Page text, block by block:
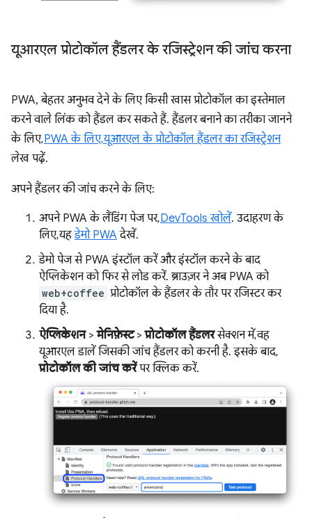
यूआरएल प्रोटोकॉल हैंडलर के रजिस्ट्रेशन की जांच करना
PWA, बेहतर अनुभव देने के लिए किसी खास प्रोटोकॉल का इस्तेमाल
करने वाले लिंक को हैंडल कर सकते हैं. हैंडलर बनाने का तरीका जानने
के लिए,PWA के लिए, यूआरएल के प्रोटोकॉल हैंडलर का रजिस्ट्रेशन
लेख पढ़ें.
अपने हैंडलर की जांच करने के लिए:
अपने PWA के लैंडिंग पेज पर,DevTools खोलें. उदाहरण के
लिए, यहडेमो PWAदेखें.
डेमो पेज से PWA इंस्टॉल करें और इंस्टॉल करने के बाद
ऐप्लिकेशन को फिर से लोड करें. ब्राउज़र ने अब PWA को
web+coffee प्रोटोकॉल के हैंडलर के तौर पर रजिस्टर कर
दिया है.
ऐप्लिकेशन>मेनिफ़ेस्ट>प्रोटोकॉल हैंडलरसेक्शन में, वह
यूआरएल डालें जिसकी जांच हैंडलर को करनी है. इसके बाद,
प्रोटोकॉल की जांच करेंपर क्लिक करें.